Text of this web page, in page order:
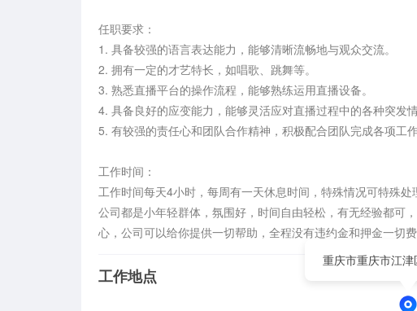
任职要求：
1. 具备较强的语言表达能力，能够清晰流畅地与观众交流。
2. 拥有一定的才艺特长，如唱歌、跳舞等。
3. 熟悉直播平台的操作流程，能够熟练运用直播设备。
4. 具备良好的应变能力，能够灵活应对直播过程中的各种突发情
5. 有较强的责任心和团队合作精神，积极配合团队完成各项工作
工作时间：
工作时间每天4小时，每周有一天休息时间，特殊情况可特殊处
公司都是小年轻群体，氛围好，时间自由轻松，有无经验都可
心，公司可以给你提供一切帮助，全程没有违约金和押金一切费
工作地点
重庆市重庆市江